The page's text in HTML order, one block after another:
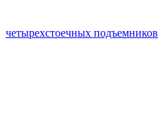
четырехстоечных подъемников